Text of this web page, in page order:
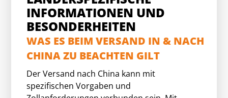
INFORMATIONEN UND
BESONDERHEITEN
WAS ES BEIM VERSAND IN & NACH
CHINA ZU BEACHTEN GILT
Der Versand nach China kann mit
spezifischen Vorgaben und